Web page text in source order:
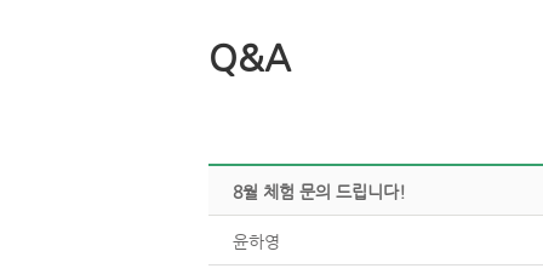
Q&A
8월체험문의드립니다!
윤하영